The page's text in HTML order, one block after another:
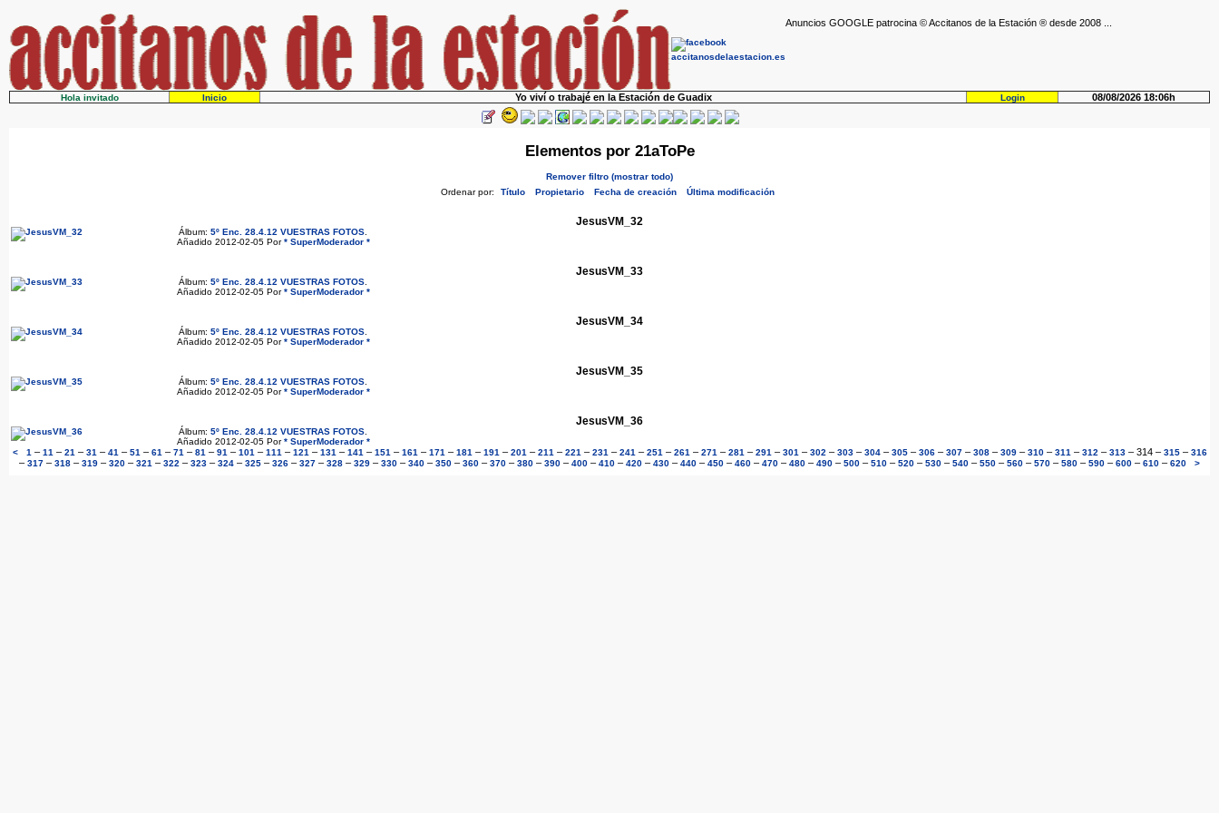
Anuncios GOOGLE patrocina © Accitanos de la Estación ® desde 2008 ...
Hola invitado Inicio Yo viví o trabajé en la Estación de Guadix Login 08/08/2026 18:06h
Elementos por 21aToPe
Remover filtro (mostrar todo)
Ordenar por:
Título Propietario Fecha de creación Última modificación
JesusVM_32
Álbum: 5º Enc. 28.4.12 VUESTRAS FOTOS
Añadido 2012-02-05 Por* SuperModerador *
JesusVM_33
Álbum: 5º Enc. 28.4.12 VUESTRAS FOTOS
Añadido 2012-02-05 Por* SuperModerador *
JesusVM_34
Álbum: 5º Enc. 28.4.12 VUESTRAS FOTOS
Añadido 2012-02-05 Por* SuperModerador *
JesusVM_35
Álbum: 5º Enc. 28.4.12 VUESTRAS FOTOS
Añadido 2012-02-05 Por* SuperModerador *
JesusVM_36
Álbum: 5º Enc. 28.4.12 VUESTRAS FOTOS
Añadido 2012-02-05 Por* SuperModerador *
<
1 – 11 – 21 – 31 – 41 – 51 – 61 – 71 – 81 – 91 – 101 – 111 – 121 – 131 – 141 – 151 – 161 – 171 – 181 – 191 – 201 – 211 – 221 – 231 – 241 – 251 – 261 – 271 – 281 – 291 – 301 – 302 – 303– 304– 305– 306– 307– 308– 309– 310– 311 – 312 – 313– 314– 315– 316
– 317 – 318 – 319 – 320 – 321 – 322 – 323 – 324 – 325 – 326 – 327 – 328 – 329 – 330 – 340 – 350 – 360 – 370 – 380 – 390 – 400 – 410 – 420 – 430 – 440 – 450 – 460 – 470 – 480 – 490 – 500 – 510 – 520 – 530 – 540 – 550 – 560 – 570 – 580 – 590 – 600 – 610 – 620 >